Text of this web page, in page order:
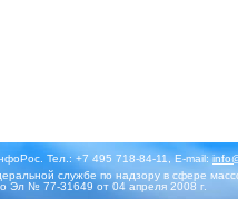
Тел.: +7 495 718-84-11, E-mail:
службе по надзору в сфере
Эл № 77-31649 от 04 апреля 2008 г.